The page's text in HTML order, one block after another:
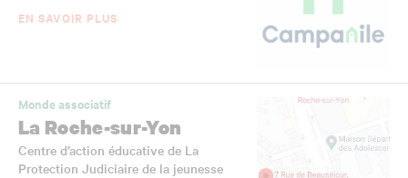
EN SAVOIR PLUS
Monde associatif
La Roche-sur-Yon
Centre d’action éducative de La
Protection Judiciaire de la jeunesse